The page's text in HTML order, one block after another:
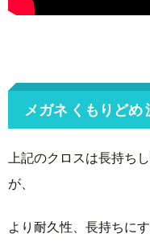
メガネ くもりどめ
上記のクロスは長持ち
が、
より耐久性、長持ちに